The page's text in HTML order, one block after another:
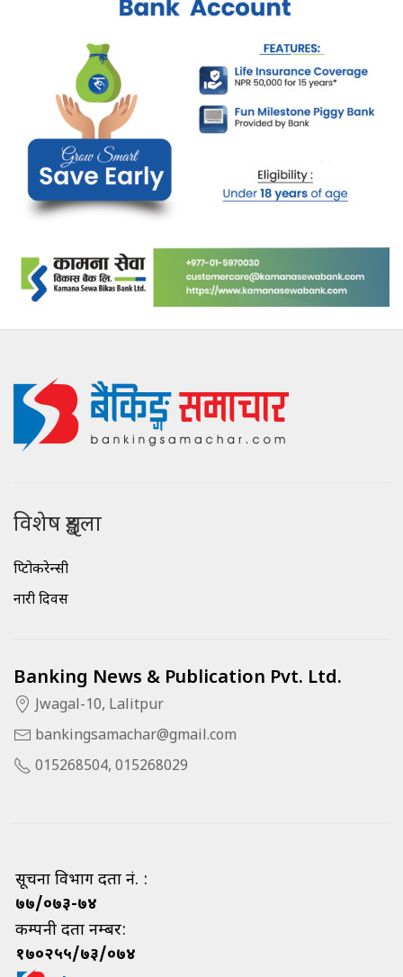
विशेष शृङ्खला
क्रिप्टोकरेन्सी
नारी दिवस
Banking News & Publication Pvt. Ltd.
Jwagal-10, Lalitpur
bankingsamachar@gmail.com
015268504, 015268029
सूचना विभाग दर्ता नं. :
७७/०७३-७४
कम्पनी दर्ता नम्बर:
१७०२५५/७३/०७४